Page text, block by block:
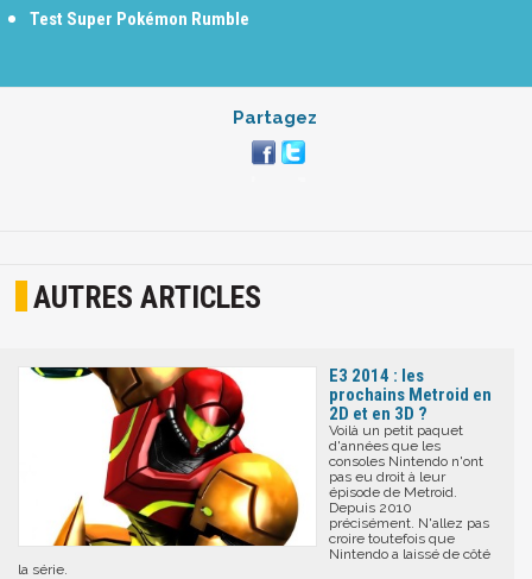
Test Super Pokémon Rumble
Partagez
AUTRES ARTICLES
E3 2014 : les
prochains Metroid en
2D et en 3D ?
Voilà un petit paquet
d'années que les
consoles Nintendo n'ont
pas eu droit à leur
épisode de Metroid.
Depuis 2010
précisément. N'allez pas
croire toutefois que
Nintendo a laissé de côté
la série.